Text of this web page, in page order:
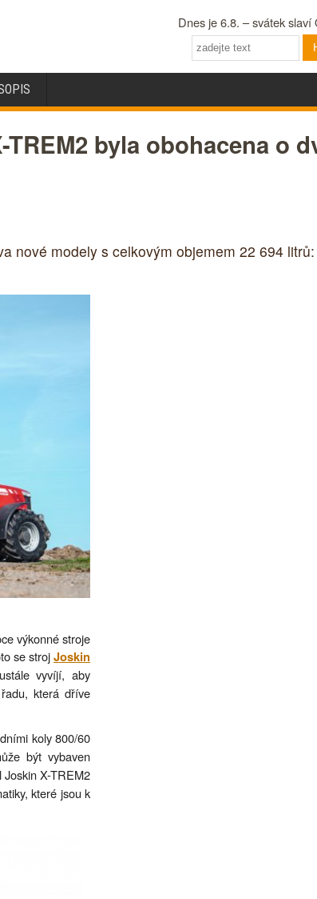
Dnes je 6.8. – svátek slaví
byla obohacena o
nové modely s celkovým objemem 22 694 litrů:
výkonné stroje
se strojJoskin
vyvíjí, aby
která dříve
koly 800/60
být vybaven
Joskin X-TREM2
které jsou k